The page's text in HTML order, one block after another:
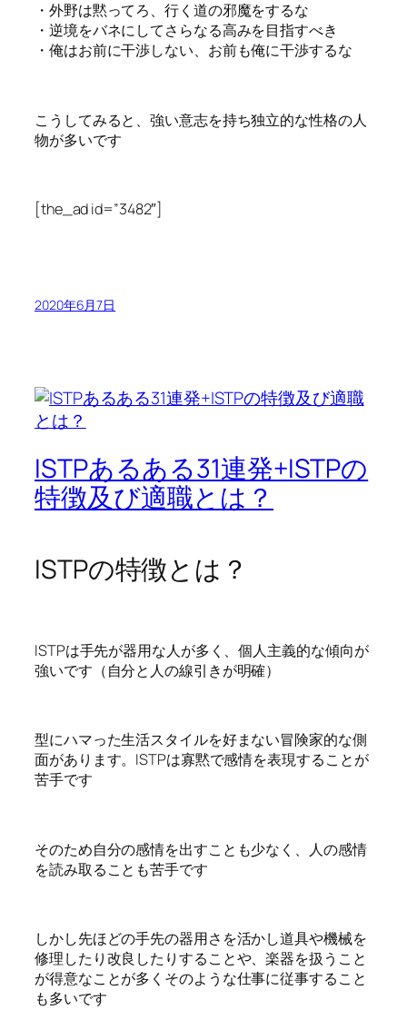
・外野は黙ってろ、行く道の邪魔をするな
・逆境をバネにしてさらなる高みを目指すべき
・俺はお前に干渉しない、お前も俺に干渉するな
こうしてみると、強い意志を持ち独立的な性格の人
物が多いです
[the_ad id=”3482″]
2020年6月7日
ISTPあるある31連発+ISTPの
特徴及び適職とは？
ISTPの特徴とは？
ISTPは手先が器用な人が多く、個人主義的な傾向が
強いです（自分と人の線引きが明確）
型にハマった生活スタイルを好まない冒険家的な側
面があります。ISTPは寡黙で感情を表現することが
苦手です
そのため自分の感情を出すことも少なく、人の感情
を読み取ることも苦手です
しかし先ほどの手先の器用さを活かし道具や機械を
修理したり改良したりすることや、楽器を扱うこと
が得意なことが多くそのような仕事に従事すること
も多いです